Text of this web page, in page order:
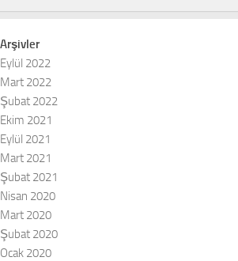
Arşivler
Eylül 2022
Mart 2022
Şubat 2022
Ekim 2021
Eylül 2021
Mart 2021
Şubat 2021
Nisan 2020
Mart 2020
Şubat 2020
Ocak 2020